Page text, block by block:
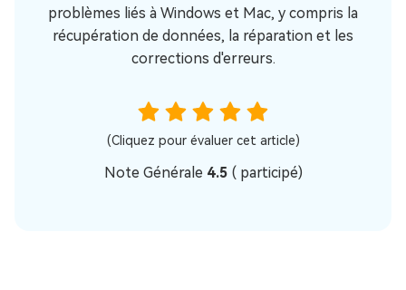
problèmes liés à Windows et Mac, y compris la
récupération de données, la réparation et les
corrections d'erreurs.
(Cliquez pour évaluer cet article)
Note Générale 4.5 (participé)